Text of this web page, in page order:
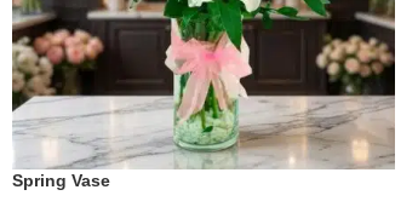
Spring Vase